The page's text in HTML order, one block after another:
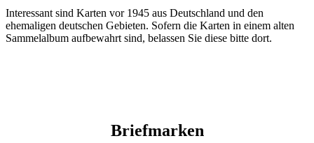
Interessant sind Karten vor 1945 aus Deutschland und den
ehemaligen deutschen Gebieten. Sofern die Karten in einem alten
Sammelalbum aufbewahrt sind, belassen Sie diese bitte dort.
Briefmarken